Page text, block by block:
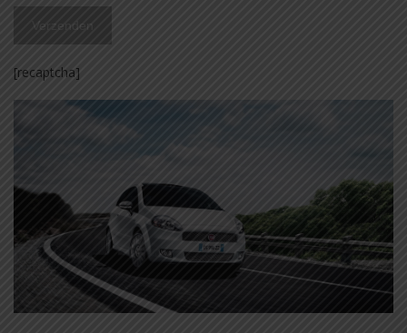
[recaptcha]